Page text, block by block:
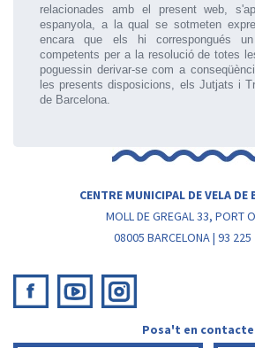
relacionades amb el present web,
espanyola, a la qual se sotmeten
encara que els hi correspongués
competents per a la resolució de totes
poguessin derivar-se com a
les presents disposicions, els Jutjats i
de Barcelona.
CENTRE MUNICIPAL DE VELA DE
MOLL DE GREGAL 33, PORT
08005 BARCELONA | 93
Posa't en contacte